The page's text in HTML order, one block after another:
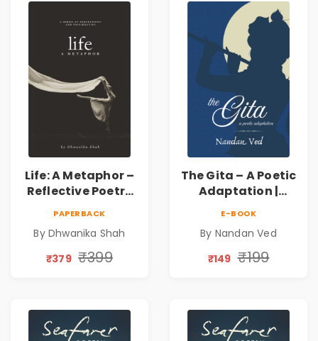
Dhwanika Shah
Life: A Metaphor –
Reflective Poetry
Silence & Self-
Discovery | A
Connection | By
Dhwanika Shah
PAPERBACK
By Dhwanika Shah
₹379 ₹399
The Gita – A Poetic
Adaptation |
Book
E-BOOK
By Nandan Ved
₹149 ₹199